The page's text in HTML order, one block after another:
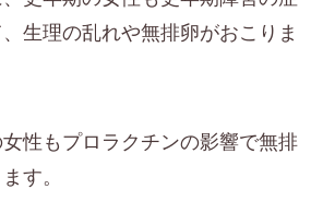
生理の乱れや無排卵がおこりま
性もプロラクチンの影響で無排
す。